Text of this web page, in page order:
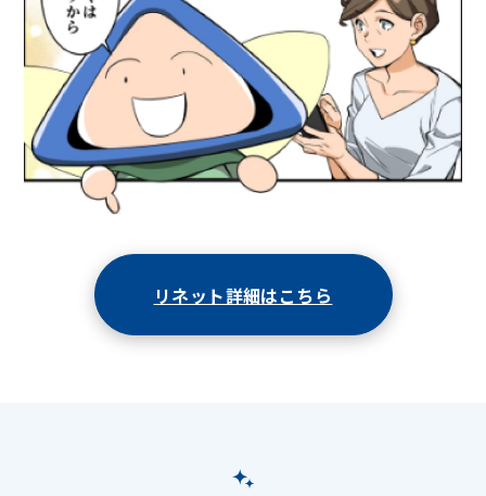
リネット詳細はこちら